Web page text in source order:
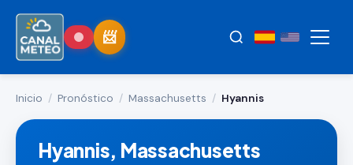
Inicio / Pronóstico / Massachusetts / Hyannis
Hyannis, Massachusetts